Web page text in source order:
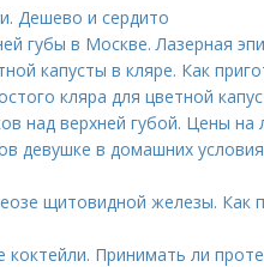
Дешево и сердито
губы в Москве. Лазерная
капусты в кляре. Как
кляра для цветной
над верхней губой. Цены
девушке в домашних
щитовидной железы. Как
Принимать ли